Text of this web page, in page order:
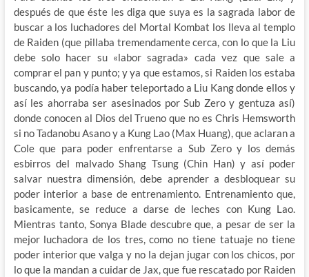
después de que éste les diga que suya es la sagrada labor de
buscar a los luchadores del Mortal Kombat los lleva al templo
de Raiden (que pillaba tremendamente cerca, con lo que la Liu
debe solo hacer su «labor sagrada» cada vez que sale a
comprar el pan y punto; y ya que estamos, si Raiden los estaba
buscando, ya podía haber teleportado a Liu Kang donde ellos y
así les ahorraba ser asesinados por Sub Zero y gentuza así)
donde conocen al Dios del Trueno que no es Chris Hemsworth
si no Tadanobu Asano y a Kung Lao (Max Huang), que aclaran a
Cole que para poder enfrentarse a Sub Zero y los demás
esbirros del malvado Shang Tsung (Chin Han) y así poder
salvar nuestra dimensión, debe aprender a desbloquear su
poder interior a base de entrenamiento. Entrenamiento que,
basicamente, se reduce a darse de leches con Kung Lao.
Mientras tanto, Sonya Blade descubre que, a pesar de ser la
mejor luchadora de los tres, como no tiene tatuaje no tiene
poder interior que valga y no la dejan jugar con los chicos, por
lo que la mandan a cuidar de Jax, que fue rescatado por Raiden